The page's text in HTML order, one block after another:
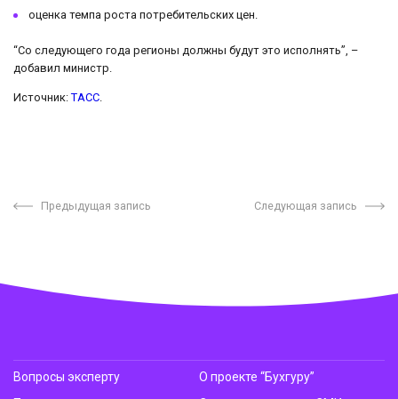
оценка темпа роста потребительских цен.
“Со следующего года регионы должны будут это исполнять”, –
добавил министр.
Источник: ТАСС.
Предыдущая запись Следующая запись
Вопросы эксперту
О проекте “Бухгуру”